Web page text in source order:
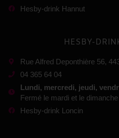
Hesby-drink Hannut
HESBY-
Rue Alfred Deponthière 56,
04 365 64 04
Lundi, mercredi, jeudi,
Fermé le mardi et le dimanche
Hesby-drink Loncin